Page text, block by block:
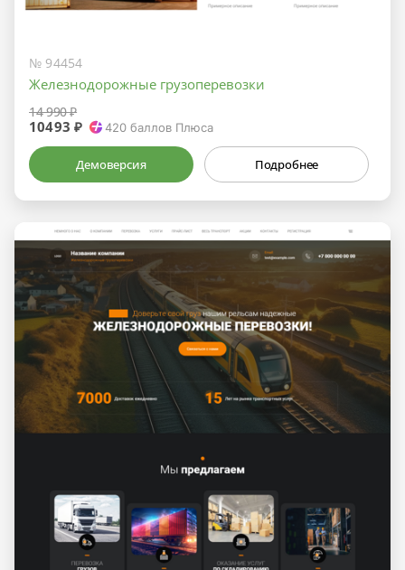
№ 94454
Железнодорожные грузоперевозки
14 990 ₽
10493 ₽ 420 баллов Плюса
Демоверсия Подробнее